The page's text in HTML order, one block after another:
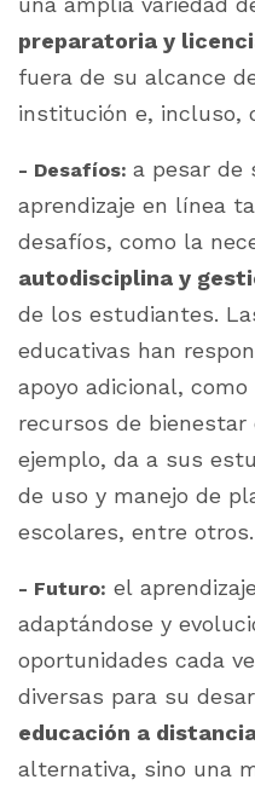
preparatoria y
fuera de su alcance
institución e, incluso,
- Desafíos: a pesar de
aprendizaje en línea
desafíos, como la
autodisciplina y
de los estudiantes.
educativas han
apoyo adicional,
recursos de
ejemplo, da a sus
de uso y manejo de
escolares, entre otros.
- Futuro: el
adaptándose y
oportunidades cada
diversas para su
educación a
alternativa, sino una